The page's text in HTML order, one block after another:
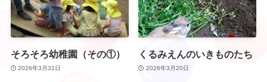
そろそろ幼稚園（その①）
2026年3月31日
くるみえんのいきものたち
2026年3月20日